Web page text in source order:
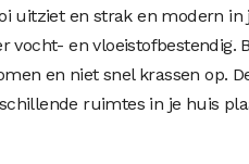
uitziet en strak en modern in
vocht- en vloeistofbestendig.
en niet snel krassen op.
ruimtes in je huis